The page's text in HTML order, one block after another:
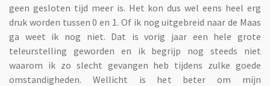
geen gesloten tijd meer is. Het kon dus wel eens heel erg
druk worden tussen 0 en 1. Of ik nog uitgebreid naar de Maas
ga weet ik nog niet. Dat is vorig jaar een hele grote
teleurstelling geworden en ik begrijp nog steeds niet
waarom ik zo slecht gevangen heb tijdens zulke goede
omstandigheden. Wellicht is het beter om mijn